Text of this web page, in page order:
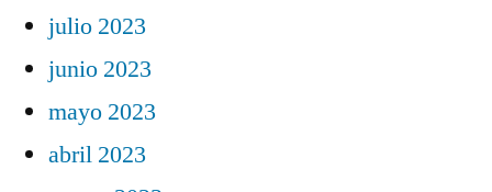
julio 2023
junio 2023
mayo 2023
abril 2023